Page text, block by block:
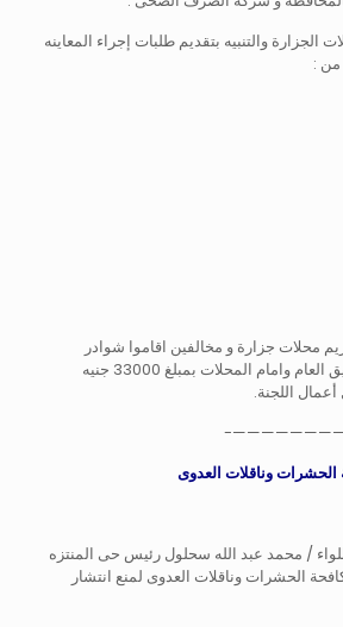
والتنبيه بتقديم طلبات إجراء المعاينه
من :
محلات جزارة و مخالفين اقاموا شوادر
لعرض الحيوانات بالطريق العام وامام المحلات بمبلغ 33000 جنيه
اللجنة.
وناقلات العدوى
/ محمد عبد الله سحلول رئيس حى المنتزه
الحشرات وناقلات العدوى لمنع انتشار